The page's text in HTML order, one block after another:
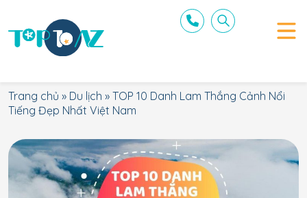
Trang chủ » Du lịch » TOP 10 Danh Lam Thắng Cảnh Nổi
Tiếng Đẹp Nhất Việt Nam